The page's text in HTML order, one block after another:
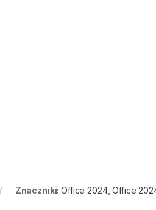
Znaczniki:Office 2024,Office